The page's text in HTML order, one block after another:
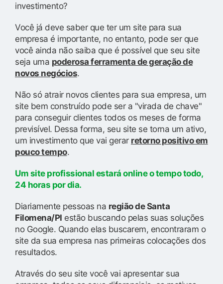
investimento?
Você já deve saber que ter um site para sua
empresa é importante, no entanto, pode ser que
você ainda não saiba que é possível que seu site
seja uma poderosa ferramenta de geração de
novos negócios.
Não só atrair novos clientes para sua empresa, um
site bem construído pode ser a "virada de chave"
para conseguir clientes todos os meses de forma
previsível. Dessa forma, seu site se torna um ativo,
um investimento que vai gerar retorno positivo em
pouco tempo.
Um site profissional estará online o tempo todo,
24 horas por dia.
Diariamente pessoas na região de Santa
Filomena/PI estão buscando pelas suas soluções
no Google. Quando elas buscarem, encontraram o
site da sua empresa nas primeiras colocações dos
resultados.
Através do seu site você vai apresentar sua